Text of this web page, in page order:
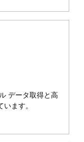
データ取得と高
ます。